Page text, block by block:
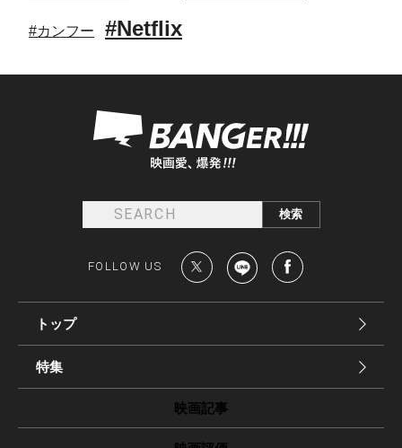
#カンフー #Netflix
FOLLOW US
トップ
特集
映画記事